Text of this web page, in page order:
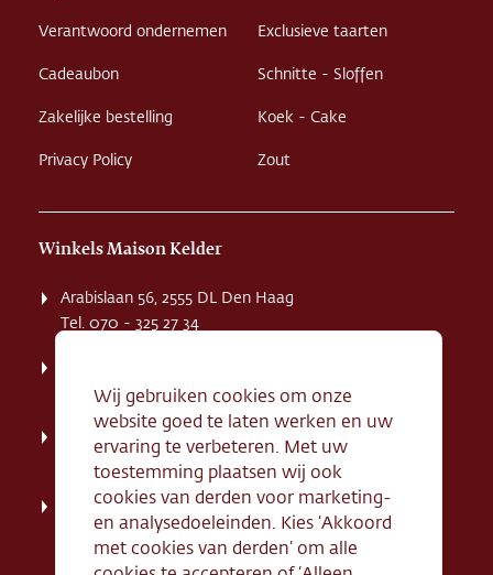
Verantwoord ondernemen
Cadeaubon
Zakelijke bestelling
Privacy Policy
Exclusieve taarten
Schnitte - Sloffen
Koek - Cake
Zout
Winkels Maison Kelder
Arabislaan 56, 2555 DL Den Haag
Tel. 070 - 325 27 34
Tel. 070 - 324 94 09
Kerkstraat 71, 2242 HD Wassenaar
Tel. 070 - 517 95 07
Dorpsstraat 134, 2712 AN Zoetermeer
Tel. 079 - 316 78 95
Wij gebruiken cookies om onze
website goed te laten werken en uw
ervaring te verbeteren. Met uw
toestemming plaatsen wij ook
cookies van derden voor marketing-
en analysedoeleinden. Kies ‘Akkoord
met cookies van derden’ om alle